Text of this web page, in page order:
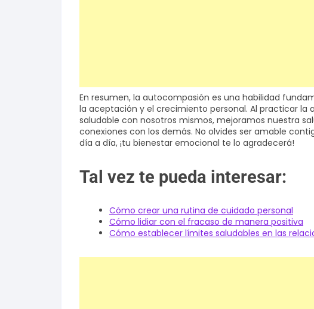
En resumen, la autocompasión es una habilidad
la aceptación y el crecimiento personal. Al practicar
saludable con nosotros mismos, mejoramos nuestra
conexiones con los demás. No olvides ser amable
día a día, ¡tu bienestar emocional te lo agradecerá!
Tal vez te pueda interesar:
Cómo crear una rutina de cuidado personal
Cómo lidiar con el fracaso de manera positiva
Cómo establecer límites saludables en las